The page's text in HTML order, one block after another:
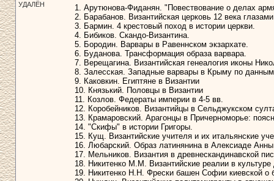
УДАЛЁН
1. Арутюнова-Фиданян. "Повествование о делах
2. Барабанов. Византийская церковь 12 века
3. Бармин. 4 крестовый поход в истории церкви.
4. Бибиков. Скандо-Византина.
5. Бородин. Варвары в Равеннском экзархате.
6. Буданова. Трансформация образа варвара.
7. Верещагина. Византийская генеалогия иконы
8. Залесская. Западные варвары в Крыму по
9. Каковкин. Египтяне в Византии
10. Князький. Половцы в Византии
11. Козлов. Федераты империи в 4-5 вв.
12. Коробейников. Византийцы в Сельджукском
13. Крамаровский. Арагонцы в Причерноморье:
14. "Скифы" в истории Григоры.
15. Кущ. Византийские учителя и их итальянские
16. Любарский. Образ латинянина в Алексиаде
17. Мельников. Византия в древнескандинавской
18. Никитенко М.М. Византийские реалии в культуре
19. Никитенко Н.Н. Фрески башен Софии киевской о